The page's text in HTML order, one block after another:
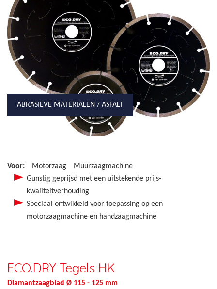
ABRASIEVE MATERIALEN / ASFALT
Voor: Motorzaag
Muurzaagmachine
Gunstig geprijsd met een uitstekende prijs-
kwaliteitverhouding
Speciaal ontwikkeld voor toepassing op een
motorzaagmachine en handzaagmachine
ECO.DRY Tegels HK
Diamantzaagblad Ø 115 - 125 mm